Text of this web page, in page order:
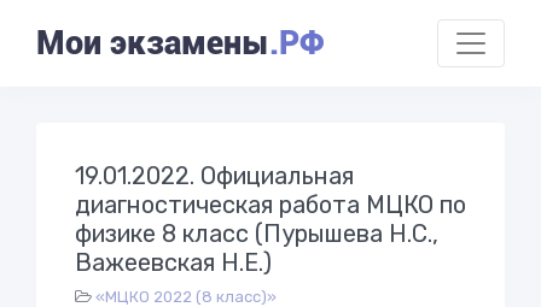
Мои экзамены.РФ
19.01.2022. Официальная
диагностическая работа МЦКО по
физике 8 класс (Пурышева Н.С.,
Важеевская Н.Е.)
«МЦКО 2022 (8 класс)»